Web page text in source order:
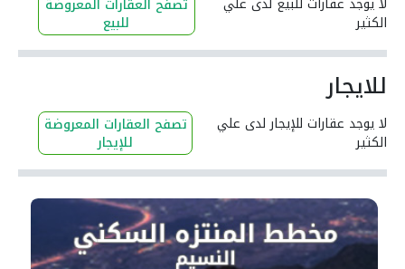
الكثير
تصفح العقارات المعروضة
للبيع
للايجار
لا يوجد عقارات للإيجار لدى علي
الكثير
تصفح العقارات المعروضة
للإيجار